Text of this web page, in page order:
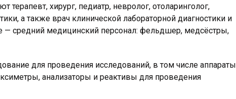
терапевт, хирург, педиатр, невролог, отоларинголог,
а также врач клинической лабораторной диагностики и
— средний медицинский персонал: фельдшер, медсёстры,
для проведения исследований, в том числе аппараты
анализаторы и реактивы для проведения